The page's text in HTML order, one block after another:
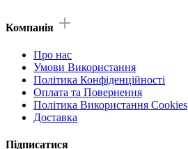
Компанія
Про нас
Умови Використання
Політика Конфіденційності
Оплата та Повернення
Політика Використання Cookies
Доставка
Підписатися